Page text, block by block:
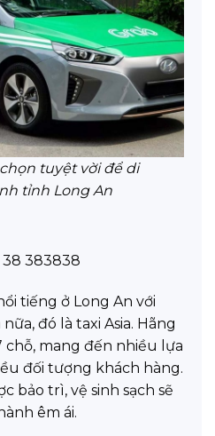
tuyệt vời để di
tỉnh Long An
38 383838
tiếng ở Long An với
đó là taxi Asia. Hãng
chỗ, mang đến nhiều lựa
đối tượng khách hàng.
bảo trì, vệ sinh sạch sẽ
êm ái.